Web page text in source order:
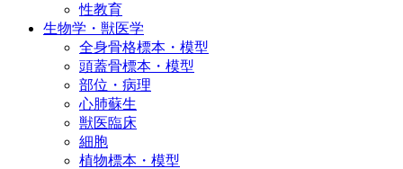
性教育
生物学・獣医学
全身骨格標本・模型
頭蓋骨標本・模型
部位・病理
心肺蘇生
獣医臨床
細胞
植物標本・模型